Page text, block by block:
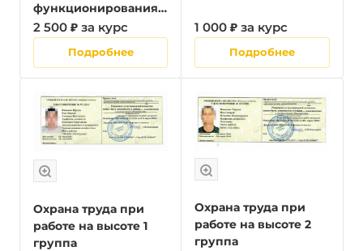
функционирования
системы управления
охраной труда
2 500 ₽ за курс
Подробнее
1 000 ₽ за курс
Подробнее
Охрана труда при
работе на высоте 1
группа
Охрана труда при
работе на высоте 2
группа